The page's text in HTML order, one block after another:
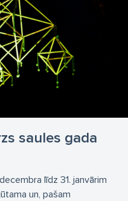
saules gada
līdz 31. janvārim
un, pašam